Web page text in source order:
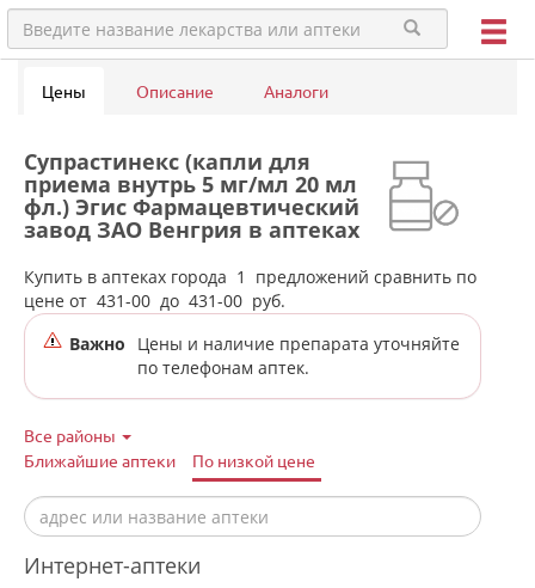
Цены Описание Аналоги
Супрастинекс (капли для
приема внутрь 5 мг/мл 20 мл
фл.) Эгис Фармацевтический
завод ЗАО Венгрия в аптеках
Купить в аптеках города 1
предложений сравнить по
цене от 431-00 до 431-00 руб.
Важно
Цены и наличие препарата уточняйте
по телефонам аптек.
Все районы
Ближайшие аптеки
По низкой цене
Интернет-аптеки